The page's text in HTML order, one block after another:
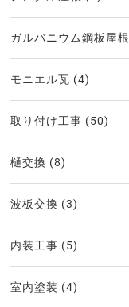
ガルバニウム鋼板屋根
モニエル瓦 (4)
取り付け工事 (50)
樋交換 (8)
波板交換 (3)
内装工事 (5)
室内塗装 (4)